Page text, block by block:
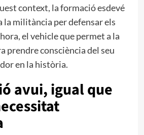
context, la formació esdevé
la militància per defensar els
el vehicle que permet a la
prendre consciència del seu
en la història.
avui, igual que